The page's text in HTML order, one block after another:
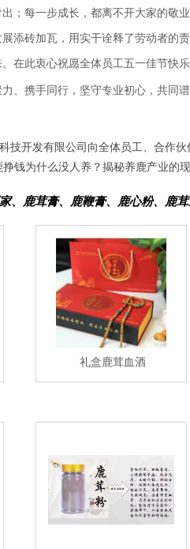
；每一步成长，都离不开大家的敬
添砖加瓦，用实干诠释了劳动者的
在此衷心祝愿全体员工五一佳节快
、携手同行，坚守专业初心，共同
技开发有限公司向全体员工、合作
钱为什么没人养？揭秘养鹿产业的
、鹿茸膏、鹿鞭膏、鹿心粉、鹿
礼盒鹿茸血酒